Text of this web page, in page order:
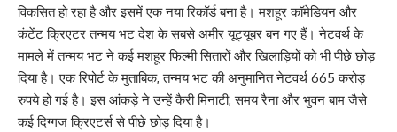
विकसित हो रहा है और इसमें एक नया रिकॉर्ड बना है। मशहूर कॉमेडियन और
कंटेंट क्रिएटर तन्मय भट देश के सबसे अमीर यूट्यूबर बन गए हैं। नेटवर्थ के
मामले में तन्मय भट ने कई मशहूर फिल्मी सितारों और खिलाड़ियों को भी पीछे छोड़
दिया है। एक रिपोर्ट के मुताबिक, तन्मय भट की अनुमानित नेटवर्थ 665 करोड़
रुपये हो गई है। इस आंकड़े ने उन्हें कैरी मिनाटी, समय रैना और भुवन बाम जैसे
कई दिग्गज क्रिएटर्स से पीछे छोड़ दिया है।